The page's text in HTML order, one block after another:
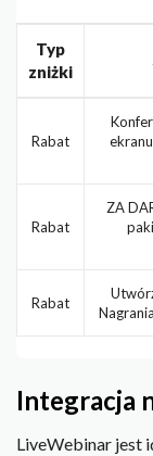
Typ
zniżki
Rabat
Rabat
ZA
Rabat
Integracja
LiveWebinar jest